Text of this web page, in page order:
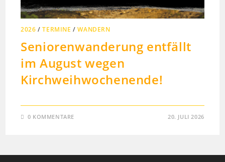
2026 /TERMINE /WANDERN
Seniorenwanderung entfällt
im August wegen
Kirchweihwochenende!
0 KOMMENTARE 20. JULI 2026